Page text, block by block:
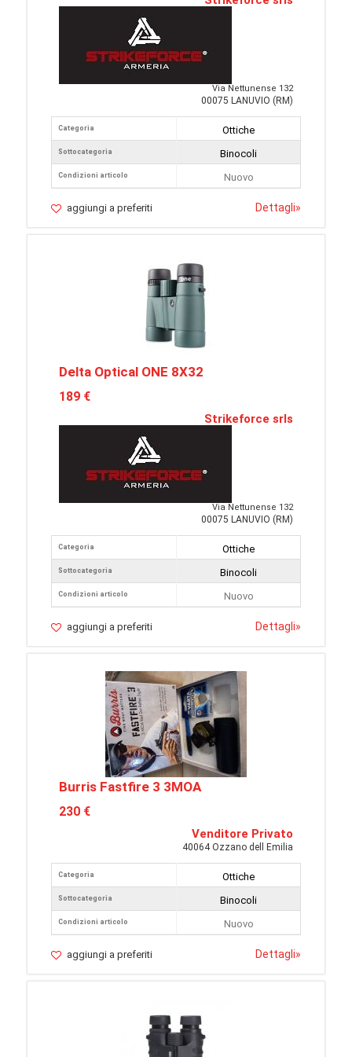
Via Nettunense 132
00075 LANUVIO (RM)
Categoria
Sottocategoria
Condizioni articolo
Ottiche
Binocoli
Nuovo
aggiungi a preferiti Dettagli»
Delta Optical ONE 8X32
189 €
Strikeforce srls
Via Nettunense 132
00075 LANUVIO (RM)
Categoria
Sottocategoria
Condizioni articolo
Ottiche
Binocoli
Nuovo
aggiungi a preferiti Dettagli»
Burris Fastfire 3 3MOA
230 €
Venditore Privato
40064 Ozzano dell Emilia
Categoria
Sottocategoria
Condizioni articolo
Ottiche
Binocoli
Nuovo
aggiungi a preferiti Dettagli»